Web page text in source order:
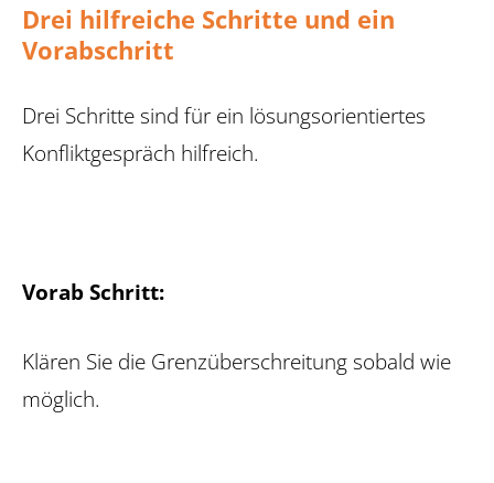
Drei hilfreiche Schritte und ein
Vorabschritt
Drei Schritte sind für ein lösungsorientiertes
Konfliktgespräch hilfreich.
Vorab Schritt:
Klären Sie die Grenzüberschreitung sobald wie
möglich.